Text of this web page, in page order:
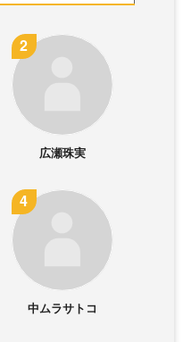
広瀬珠実
中ムラサトコ